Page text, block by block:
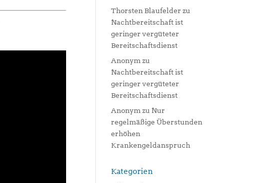
Thorsten Blaufelder zu
Nachtbereitschaft ist
geringer vergüteter
Bereitschaftsdienst
Anonym zu
Nachtbereitschaft ist
geringer vergüteter
Bereitschaftsdienst
Anonym zu Nur
regelmäßige Überstunden
erhöhen
Krankengeldanspruch
Kategorien